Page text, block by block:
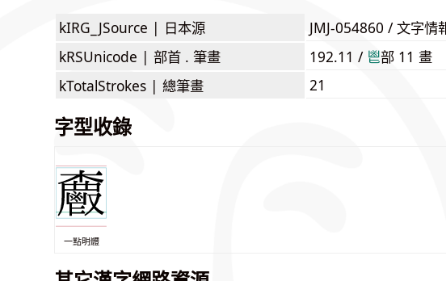
kIRG_JSource | 日本源
JMJ-054860 / 文字情
kRSUnicode | 部首 . 筆畫 192.11 / ⾿部 11 畫
kTotalStrokes | 總筆畫 21
字型收錄
一點明體